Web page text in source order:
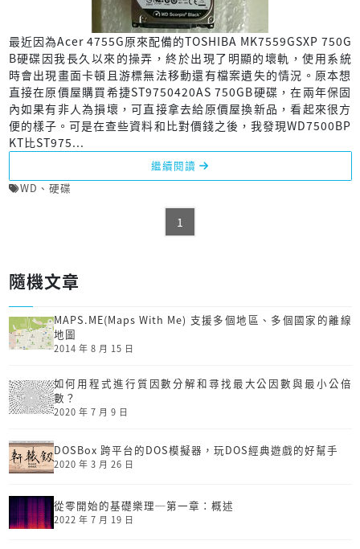
最近因為Acer 4755G原來配備的TOSHIBA MK7559GSXP 750G
B硬碟因我長久以來的操弄，終於出現了明顯的壞軌，使用系統
時會出現畫面卡頓且游標無法移動還有檔案遺失的情況。原本想
直接在原價屋購買希捷ST9750420AS 750GB硬碟，在兩年保固
內如果有非人為損壞，可直接拿去給原價屋換新品，看起來很方
便的樣子。可是在查些資料和比對價錢之後，我發現WD7500BP
KT比ST975...
繼續閱讀
WD 、 硬碟
1
隨機文章
MAPS.ME(Maps With Me) 支援多個地區、多個國家的離線
地圖
2014 年 8 月 15 日
如何用程式進行質因數分解和尋找最大公因數與最小公倍
數？
2020 年 7 月 9 日
DOSBox 跨平台的DOS模擬器，玩DOS經典遊戲的好幫手
2020 年 3 月 26 日
從零開始的基礎樂理─第一章：概述
2022 年 7 月 19 日